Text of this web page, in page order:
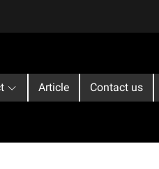
Article Contact us